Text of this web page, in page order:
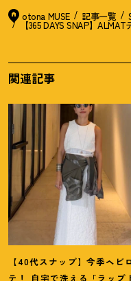
otona MUSE 記事一覧
【365 DAYS SNAP】
関連記事
【40代スナップ】今季ヘビロ
テ ！
自宅で洗える「ラップ